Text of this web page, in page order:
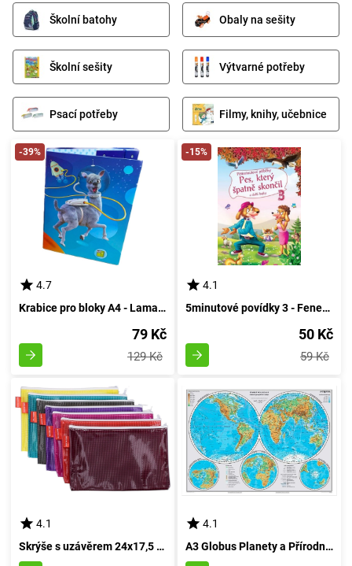
Školní batohy Obaly na sešity
Školní sešity Výtvarné potřeby
Psací potřeby Filmy, knihy, učebnice
-39%
4.7
Krabice pro bloky A4 - Lama vesmírná s nočním světlem
79 Kč
129 Kč
-15%
4.1
5minutové povídky 3 - Feneček, jenž nevyšel dobře
50 Kč
59 Kč
4.1
Skrýše s uzávěrem 24x17,5 cm
4.1
A3 Globus Planety a Přírodní Krása CZ